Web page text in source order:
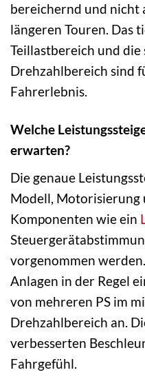
bereichernd und nicht
längeren Touren. Das
Teillastbereich und
Drehzahlbereich sind
Fahrerlebnis.
Welche
erwarten?
Die genaue
Modell, Motorisierung
Komponenten wie ein
vorgenommen
Anlagen in der Regel
von mehreren PS im
Drehzahlbereich an.
verbesserten
Fahrgefühl.